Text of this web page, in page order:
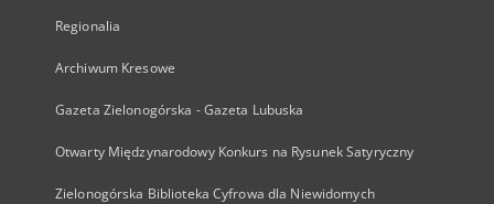
Regionalia
Archiwum Kresowe
Gazeta Zielonogórska - Gazeta Lubuska
Otwarty Międzynarodowy Konkurs na Rysunek Satyryczny
Zielonogórska Biblioteka Cyfrowa dla Niewidomych